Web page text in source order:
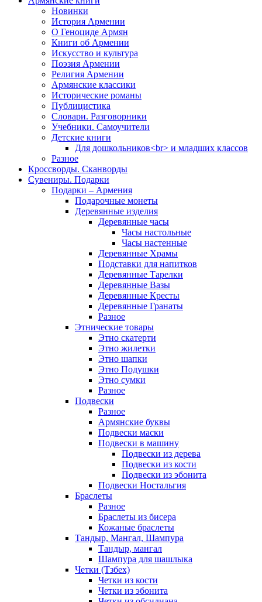
Новинки
История Армении
О Геноциде Армян
Книги об Армении
Иcкусство и культура
Поэзия Армении
Религия Армении
Армянские классики
Исторические романы
Публицистика
Словари. Разговорники
Учебники. Самоучители
Детские книги
Для дошкольников<br> и младших классов
Разное
Кроссворды. Сканворды
Сувениры. Подарки
Подарки – Армения
Подарочные монеты
Деревянные изделия
Деревянные часы
Часы настольные
Часы настенные
Деревянные Храмы
Подставки для напитков
Деревянные Тарелки
Деревянные Вазы
Деревянные Кресты
Деревянные Гранаты
Разное
Этнические товары
Этно скатерти
Этно жилетки
Этно шапки
Этно Подушки
Этно сумки
Разное
Подвески
Разное
Армянские буквы
Подвески маски
Подвески в машину
Подвески из дерева
Подвески из кости
Подвески из эбонита
Подвески Ностальгия
Браслеты
Разное
Браслеты из бисера
Кожаные браслеты
Тандыр, Мангал, Шампура
Тандыр, мангал
Шампура для шашлыка
Четки (Тзбех)
Четки из кости
Четки из эбонита